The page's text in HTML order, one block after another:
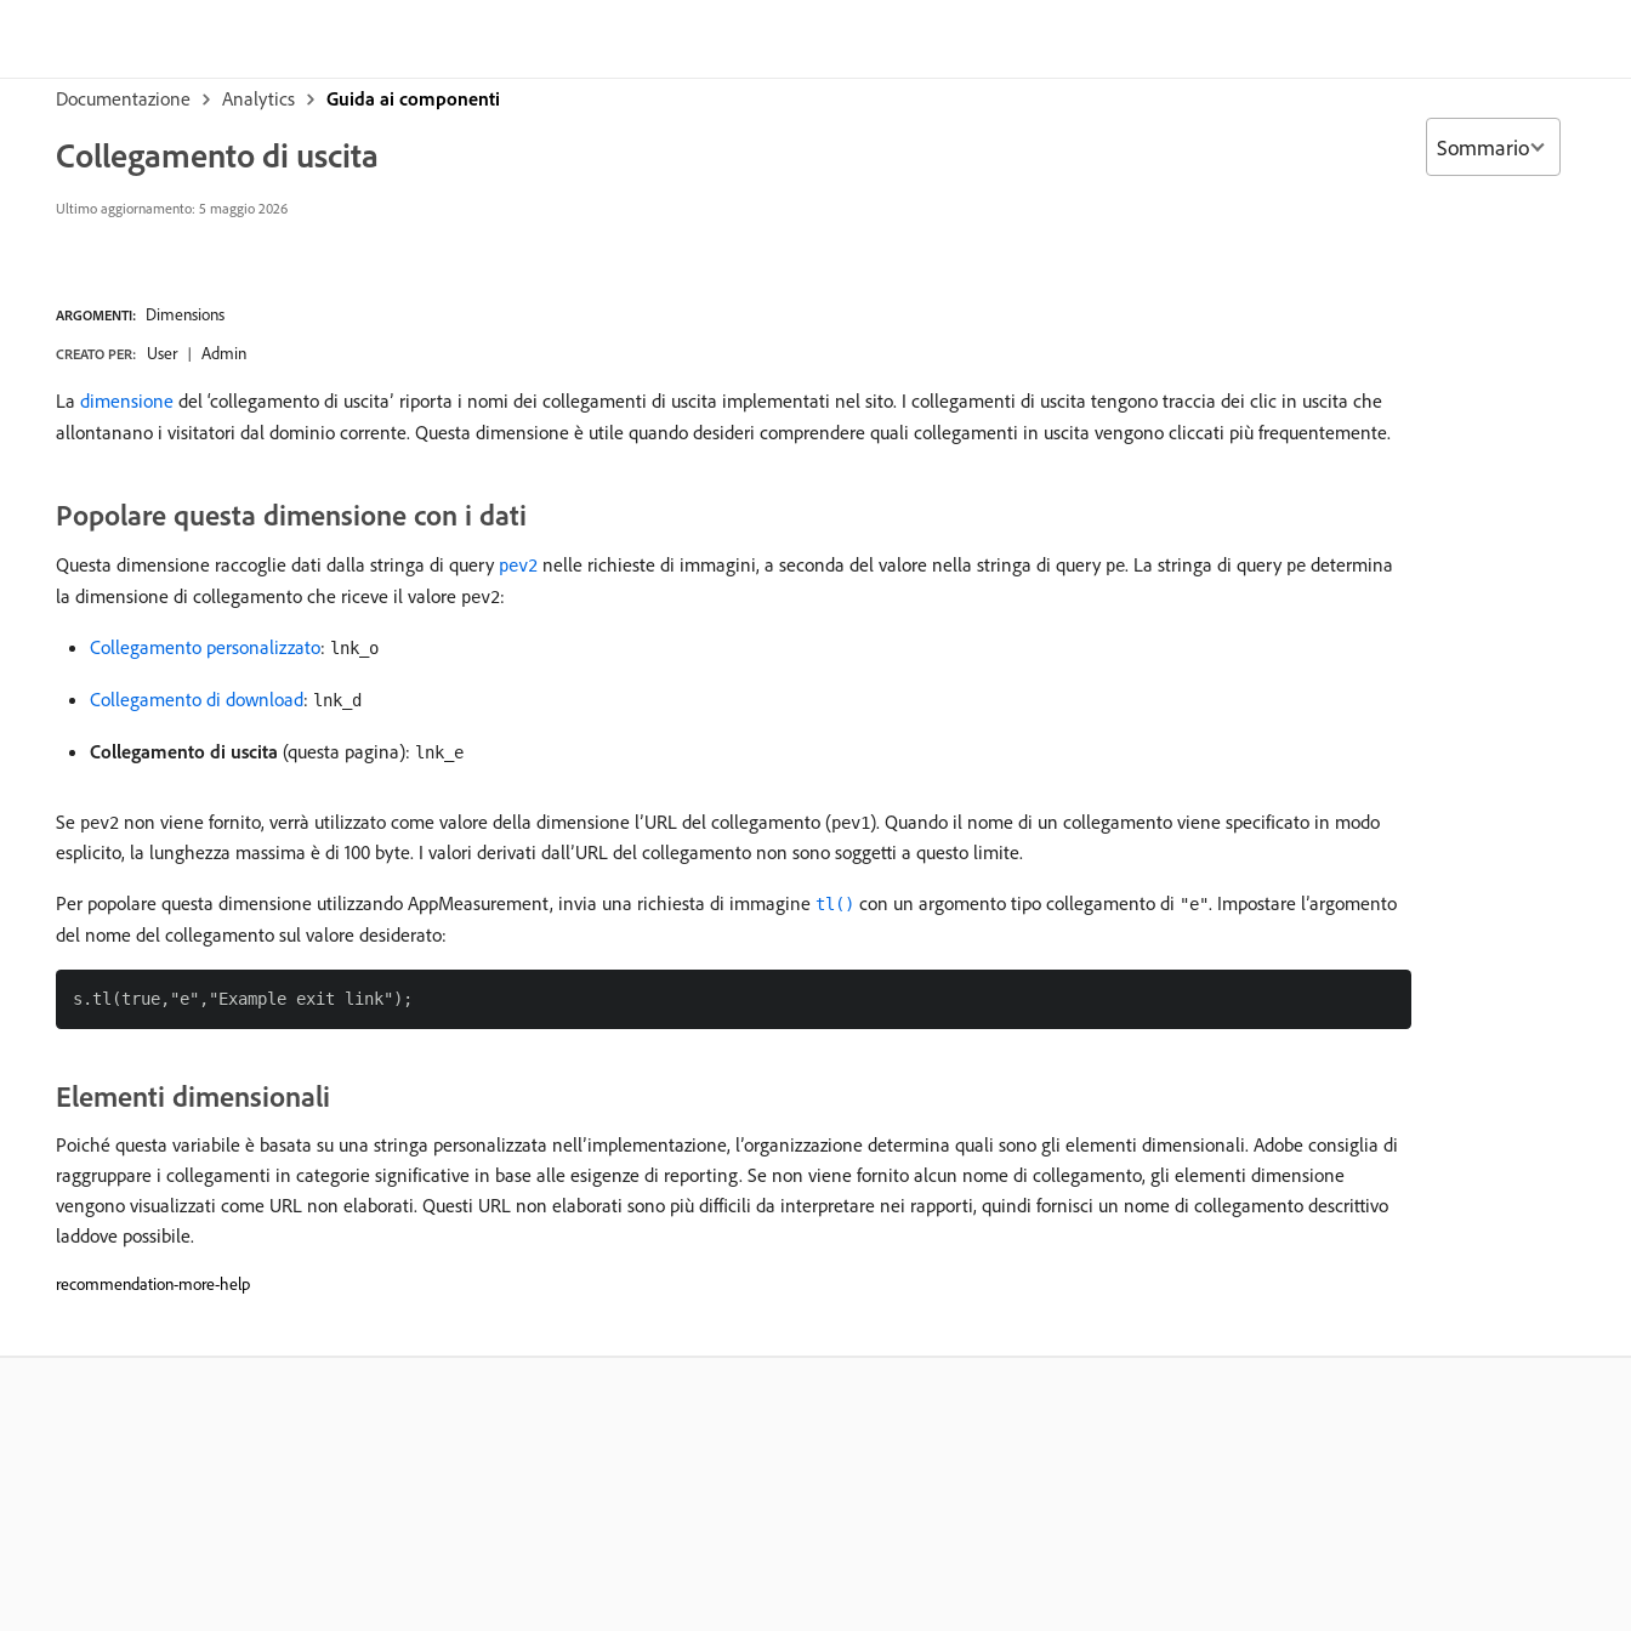
Documentazione Analytics Guida ai componenti
Collegamento di uscita
Ultimo aggiornamento: 5 maggio 2026
ARGOMENTI: Dimensions
CREATO PER: User Admin
La dimensione del ‘collegamento di uscita’ riporta i nomi dei collegamenti di uscita implementati nel sito. I collegamenti di uscita tengono traccia dei clic in uscita che
allontanano i visitatori dal dominio corrente. Questa dimensione è utile quando desideri comprendere quali collegamenti in uscita vengono cliccati più frequentemente.
Popolare questa dimensione con i dati
Questa dimensione raccoglie dati dalla stringa di query pev2 nelle richieste di immagini, a seconda del valore nella stringa di query pe. La stringa di query pe determina
la dimensione di collegamento che riceve il valore pev2:
Collegamento personalizzato: lnk_o
Collegamento di download: lnk_d
Collegamento di uscita (questa pagina): lnk_e
Se pev2 non viene fornito, verrà utilizzato come valore della dimensione l’URL del collegamento (pev1). Quando il nome di un collegamento viene specificato in modo
esplicito, la lunghezza massima è di 100 byte. I valori derivati dall’URL del collegamento non sono soggetti a questo limite.
Per popolare questa dimensione utilizzando AppMeasurement, invia una richiesta di immagine tl() con un argomento tipo collegamento di "e". Impostare l’argomento
del nome del collegamento sul valore desiderato:
Elementi dimensionali
Poiché questa variabile è basata su una stringa personalizzata nell’implementazione, l’organizzazione determina quali sono gli elementi dimensionali. Adobe consiglia di
raggruppare i collegamenti in categorie significative in base alle esigenze di reporting. Se non viene fornito alcun nome di collegamento, gli elementi dimensione
vengono visualizzati come URL non elaborati. Questi URL non elaborati sono più difficili da interpretare nei rapporti, quindi fornisci un nome di collegamento descrittivo
laddove possibile.
recommendation-more-help
Sommario